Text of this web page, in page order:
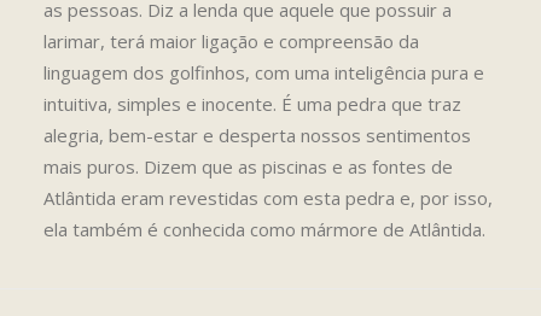
as pessoas. Diz a lenda que aquele que possuir a
larimar, terá maior ligação e compreensão da
linguagem dos golfinhos, com uma inteligência pura e
intuitiva, simples e inocente. É uma pedra que traz
alegria, bem-estar e desperta nossos sentimentos
mais puros. Dizem que as piscinas e as fontes de
Atlântida eram revestidas com esta pedra e, por isso,
ela também é conhecida como mármore de Atlântida.